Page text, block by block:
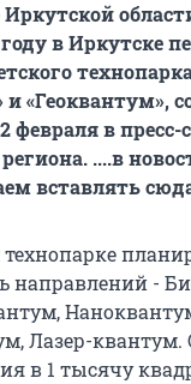
в Иркутске
и «Геоквантум»,
февраля в пресс-
....в
вставлять
направлений -
Лазер-квантум.
в 1 тысячу